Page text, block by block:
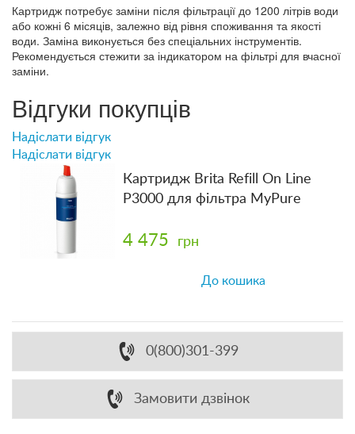
Картридж потребує заміни після фільтрації до 1200 літрів води
або кожні 6 місяців, залежно від рівня споживання та якості
води. Заміна виконується без спеціальних інструментів.
Рекомендується стежити за індикатором на фільтрі для вчасної
заміни.
Відгуки покупців
Надіслати відгук
Надіслати відгук
Картридж Brita Refill On Line
P3000 для фільтра MyPure
4 475 грн
До кошика
0(800)301-399
Замовити дзвінок